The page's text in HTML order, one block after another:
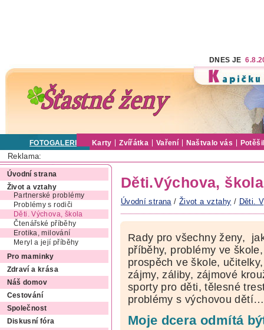
DNES JE
FOTOGALERIE Karty Zvířátka Vaření Naštvalo vás
Reklama:
Úvodní strana
Život a vztahy
Partnerské problémy
Problémy s rodiči
Děti. Výchova, škola
Čtenářské příběhy
Erotika, milování
Meryl a její příběhy
Pro maminky
Zdraví a krása
Náš domov
Cestování
Společnost
Diskusní fóra
Děti.Výchova,
Úvodní strana / Život a vztahy / Děti.
Rady pro všechny ženy,
příběhy, problémy ve
prospěch ve škole,
zájmy, záliby, zájmové
sporty pro děti, tělesné
problémy s výchovou dětí…
Moje dcera odmítá